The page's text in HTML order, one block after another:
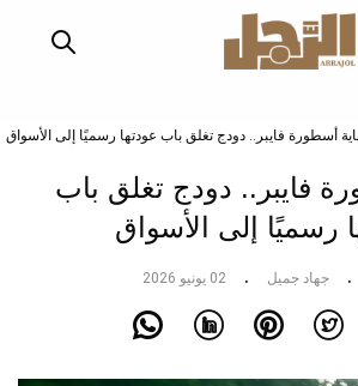
أسطورة فايبر.. دودج تغلق باب عودتها رسميًا إلى الأسواق
فايبر.. دودج تغلق باب
رسميًا إلى الأسواق
جهاد جميل 02 يونيو 2026